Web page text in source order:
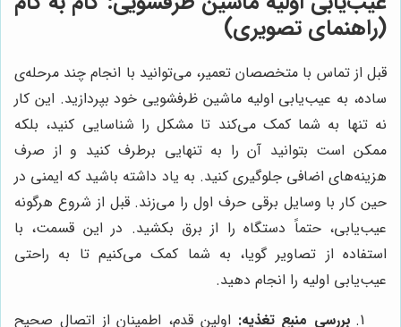
(راهنمای تصویری)
قبل از تماس با متخصصان تعمیر، می‌توانید با انجام چند مرحله‌ی
ساده، به عیب‌یابی اولیه ماشین ظرفشویی خود بپردازید. این کار
نه تنها به شما کمک می‌کند تا مشکل را شناسایی کنید، بلکه
ممکن است بتوانید آن را به تنهایی برطرف کنید و از صرف
هزینه‌های اضافی جلوگیری کنید. به یاد داشته باشید که ایمنی در
حین کار با وسایل برقی حرف اول را می‌زند. قبل از شروع هرگونه
عیب‌یابی، حتماً دستگاه را از برق بکشید. در این قسمت، با
استفاده از تصاویر گویا، به شما کمک می‌کنیم تا به راحتی
عیب‌یابی اولیه را انجام دهید.
بررسی منبع تغذیه: اولین قدم، اطمینان از اتصال صحیح